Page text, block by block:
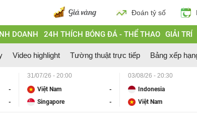
Đoán tỷ số
DOANH 24H THÍCH BÓNG ĐÁ - THỂ THAO GIẢI TRÍ
Video highlight Tường thuật trực tiếp Bảng xếp
-
-
31/07/26 - 20:00
Việt Nam
-
Singapore
-
03/08/26 - 20:30
Indonesia
Việt Nam